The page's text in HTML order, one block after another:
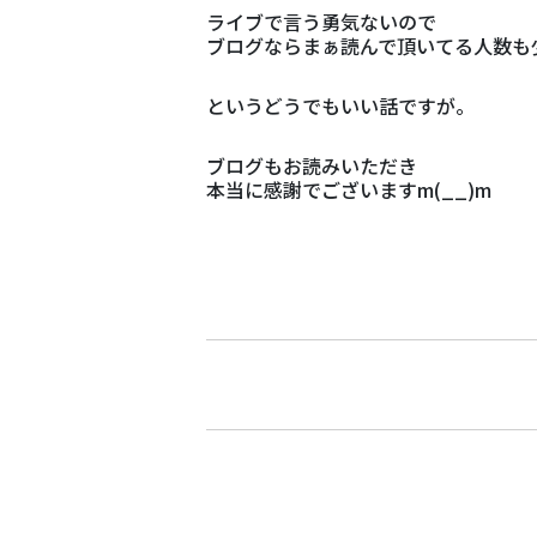
ライブで言う勇気ないので
ブログならまぁ読んで頂いてる人数も
というどうでもいい話ですが。
ブログもお読みいただき
本当に感謝でございますm(__)m